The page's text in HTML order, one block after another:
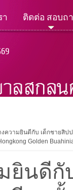
า ติดต่อ สอบถ
ความยินดีกับ เด็กชายสิป
Golden
ยินดีกั